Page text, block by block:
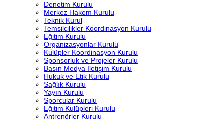
Denetim Kurulu
Merkez Hakem Kurulu
Teknik Kurul
Temsilcilikler Koordinasyon Kurulu
Eğitim Kurulu
Organizasyonlar Kurulu
Kulüpler Koordinasyon Kurulu
Sponsorluk ve Projeler Kurulu
Basın Medya İletişim Kurulu
Hukuk ve Etik Kurulu
Sağlık Kurulu
Yayın Kurulu
Sporcular Kurulu
Eğitim Kulüpleri Kurulu
Antrenörler Kurulu